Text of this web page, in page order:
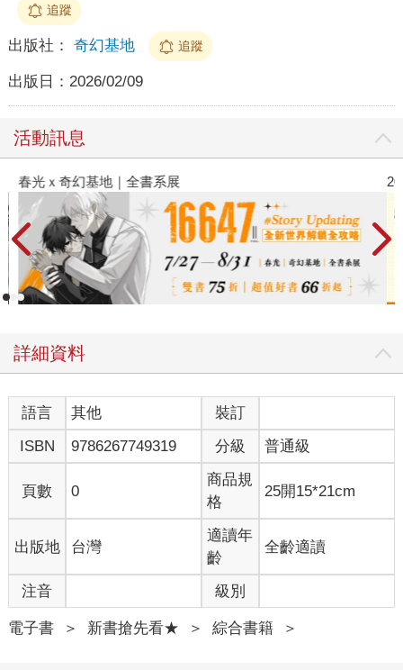
追蹤
出版社： 奇幻基地 追蹤
出版日： 2026/02/09
活動訊息
春光ｘ奇幻基地｜全書系展
詳細資料
語言 其他
裝訂
ISBN
9786267749319 分級 普通級
頁數 0
商品規
格
25開15*21cm
出版地 台灣
適讀年
齡
全齡適讀
注音 級別
電子書 ＞ 新書搶先看★ ＞ 綜合書籍 ＞